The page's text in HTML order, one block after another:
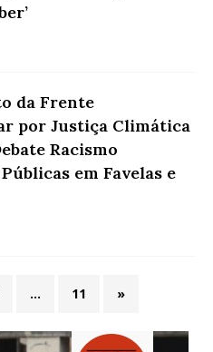
da Frente
por Justiça Climática
Racismo
em Favelas e
… 11 »